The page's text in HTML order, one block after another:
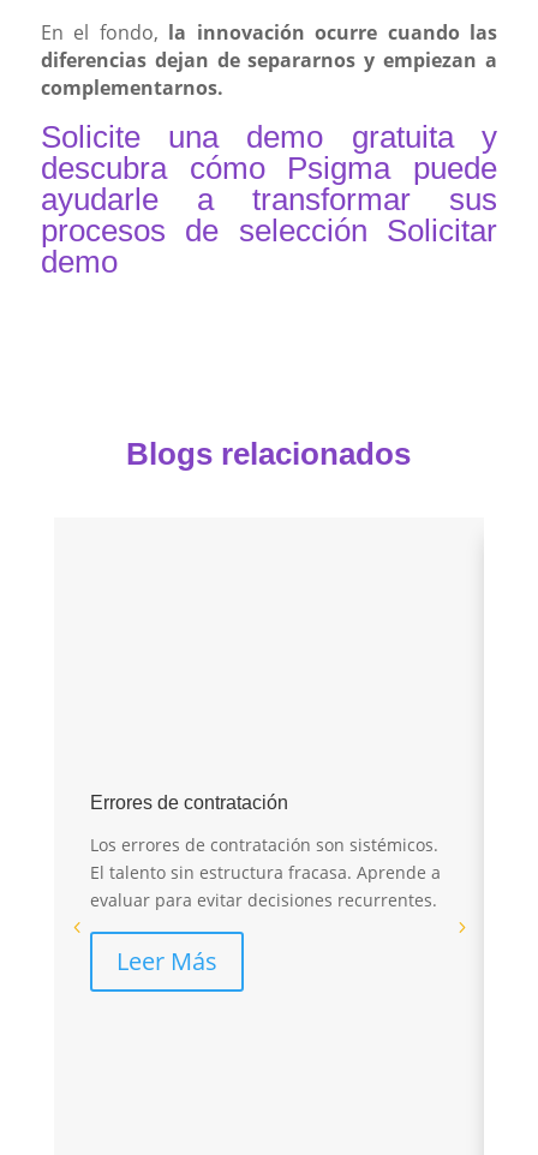
En el fondo, la innovación ocurre cuando las
diferencias dejan de separarnos y empiezan a
complementarnos.
Solicite una demo gratuita y
descubra cómo Psigma puede
ayudarle a transformar sus
procesos de selección Solicitar
demo
Blogs relacionados
Errores de contratación
Los errores de contratación son sistémicos.
El talento sin estructura fracasa. Aprende a
evaluar para evitar decisiones recurrentes.
Leer Más